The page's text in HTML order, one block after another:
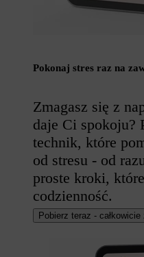
Pokonaj stres raz na
Zmagasz się z
daje Ci spokoju?
technik, które
od stresu - od
proste kroki,
codzienność.
Pobierz teraz - całkowicie